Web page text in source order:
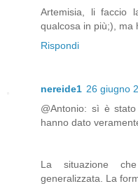
Artemisia, li faccio
qualcosa in più;), ma
Rispondi
nereide1 26 giugno
@Antonio: sì è
hanno dato
La situazione
generalizzata. La